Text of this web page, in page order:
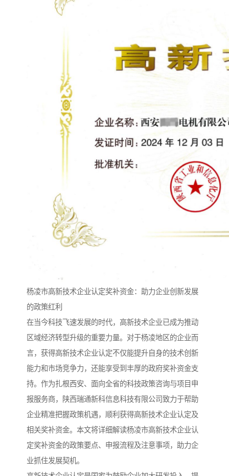
杨凌市高新技术企业认定奖补资金：助力企业创新发展
的政策红利
在当今科技飞速发展的时代，高新技术企业已成为推动
区域经济转型升级的重要力量。对于杨凌地区的企业而
言，获得高新技术企业认定不仅能提升自身的技术创新
能力和市场竞争力，还能享受到丰厚的政府奖补资金支
持。作为扎根西安、面向全省的科技政策咨询与项目申
报服务商，陕西瑞通新科信息科技有限公司致力于帮助
企业精准把握政策机遇，顺利获得高新技术企业认定及
相关奖补资金。本文将详细解读杨凌市高新技术企业认
定奖补资金的政策要点、申报流程及注意事项，助力企
业抓住发展契机。